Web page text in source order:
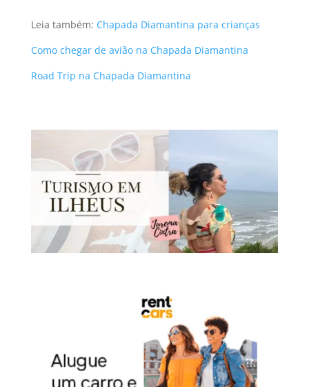
Leia também: Chapada Diamantina para crianças
Como chegar de avião na Chapada Diamantina
Road Trip na Chapada Diamantina